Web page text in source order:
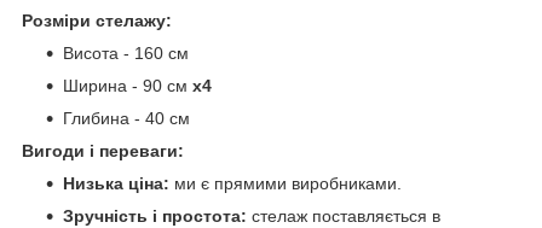
Розміри стелажу:
Висота - 160 см
Ширина - 90 см х4
Глибина - 40 см
Вигоди і переваги:
Низька ціна: ми є прямими виробниками.
Зручність і простота: стелаж поставляється в